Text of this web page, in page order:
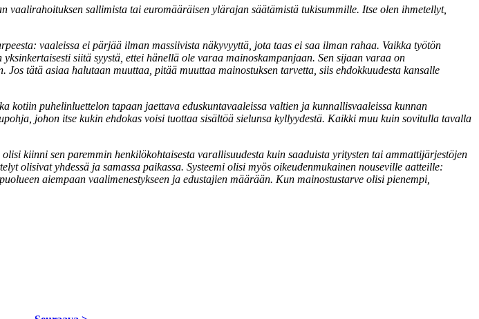
vaalirahoituksen sallimista tai euromääräisen ylärajan säätämistä tukisummille. Itse olen ihmetellyt,
vaaleissa ei pärjää ilman massiivista näkyvyyttä, jota taas ei saa ilman rahaa. Vaikka työtön
siitä syystä, ettei hänellä ole varaa mainoskampanjaan. Sen sijaan varaa on
tätä asiaa halutaan muuttaa, pitää muuttaa mainostuksen tarvetta, siis ehdokkuudesta kansalle
puhelinluettelon tapaan jaettava eduskuntavaaleissa valtien ja kunnallisvaaleissa kunnan
johon itse kukin ehdokas voisi tuottaa sisältöä sielunsa kyllyydestä. Kaikki muu kuin sovitulla tavalla
kiinni sen paremmin henkilökohtaisesta varallisuudesta kuin saaduista yritysten tai ammattijärjestöjen
olisivat yhdessä ja samassa paikassa. Systeemi olisi myös oikeudenmukainen nouseville aatteille:
aiempaan vaalimenestykseen ja edustajien määrään. Kun mainostustarve olisi pienempi,